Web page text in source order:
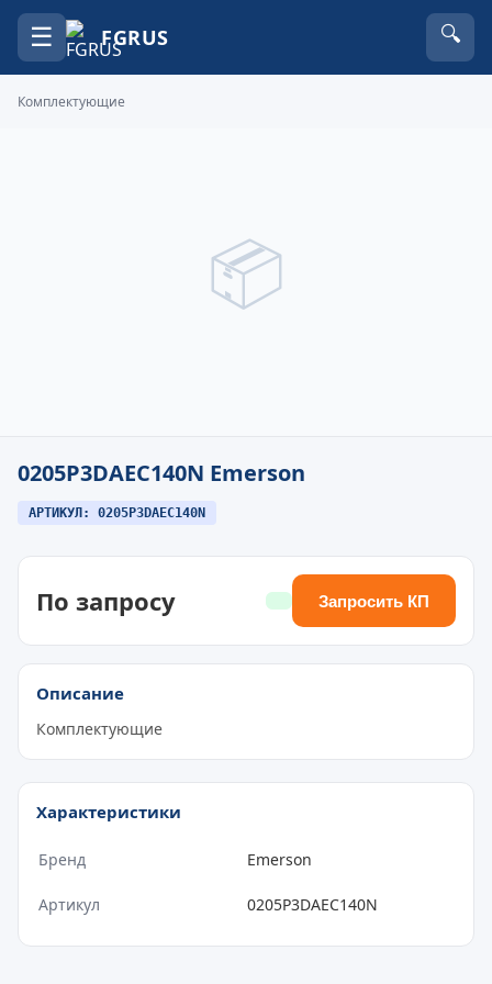
☰ FGRUS 🔍
Комплектующие
📦
0205P3DAEC140N Emerson
АРТИКУЛ: 0205P3DAEC140N
По запросу Запросить КП
Описание
Комплектующие
Характеристики
Бренд Emerson
Артикул 0205P3DAEC140N